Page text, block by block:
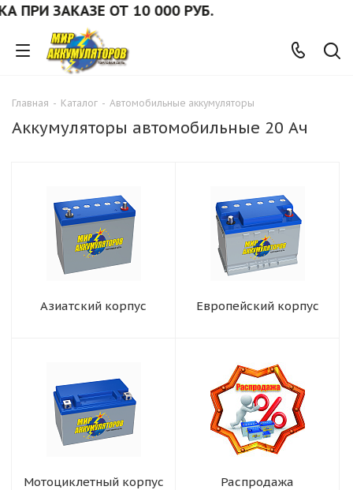
ЗАКАЗЕ ОТ 10 000 РУБ.
Главная - Каталог - Автомобильные аккумуляторы
Аккумуляторы автомобильные 20 Ач
Азиатский корпус Европейский корпус
Мотоциклетный корпус Распродажа